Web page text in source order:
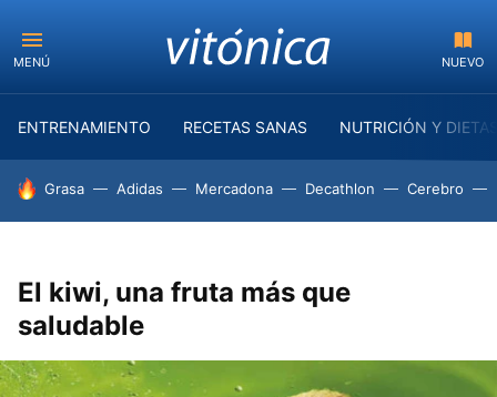
MENÚ NUEVO
ENTRENAMIENTO RECETAS SANAS NUTRICIÓN Y
HOY SE HABLA DE
Grasa Adidas Mercadona Decathlon Cerebro
El kiwi, una fruta más que
saludable